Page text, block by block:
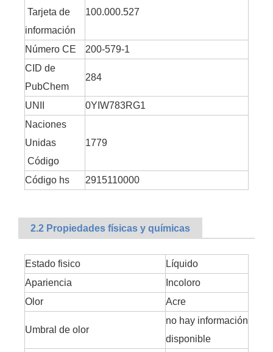
Tarjeta de
información
100.000.527
Número CE
200-579-1
CID de
PubChem
284
UNII
0YIW783RG1
Naciones
Unidas
Código
1779
Código hs 2915110000
2.2 Propiedades físicas y químicas
Estado fisico
Líquido
Apariencia
Incoloro
Olor
Acre
Umbral de olor
no hay información
disponible